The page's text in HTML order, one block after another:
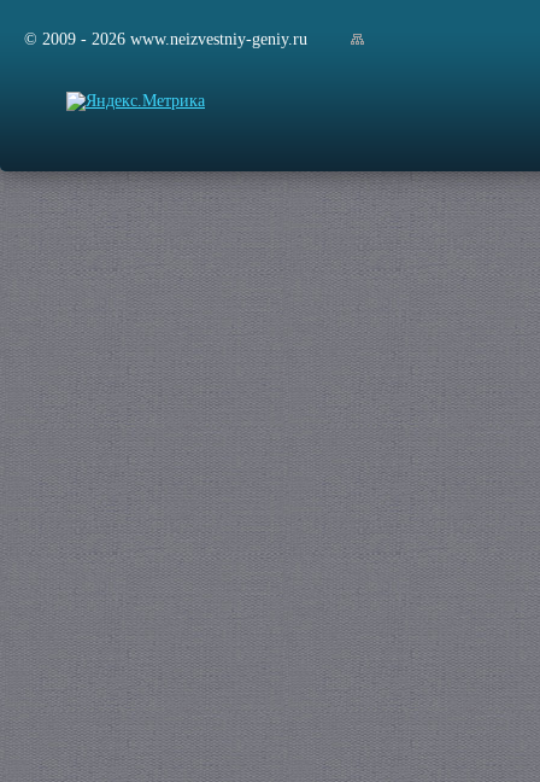
© 2009 - 2026 www.neizvestniy-geniy.ru
сайта